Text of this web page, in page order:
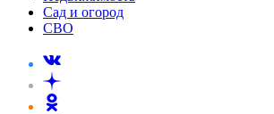
Сад и огород
СВО